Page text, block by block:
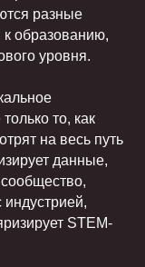
разные
к образованию,
уровня.
то, как
на весь путь
данные,
индустрией,
STEM-